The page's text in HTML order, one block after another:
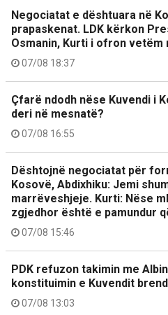
Negociatat e dështuara në
prapaskenat. LDK kërkon
Osmanin, Kurti i ofron vetëm
07/08 18:37
Çfarë ndodh nëse Kuvendi i
deri në mesnatë?
07/08 16:55
Dështojnë negociatat për
Kosovë, Abdixhiku: Jemi
marrëveshjeje. Kurti: Nëse
zgjedhor është e pamundur
07/08 15:46
PDK refuzon takimin me
konstituimin e Kuvendit
07/08 13:03